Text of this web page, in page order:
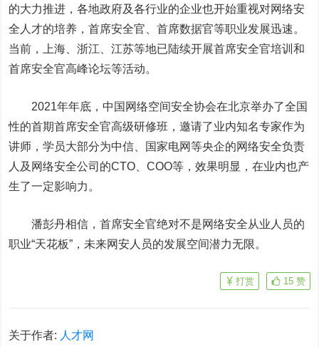
的大力推进，各地政府及各行业的企业也开始重视对网络安
全人才的培养，首席安全官、首席数据官等职业发展迅速。
当前，上海、浙江、江苏等地已陆续开展首席安全官培训和
首席安全官高峰论坛等活动。
2021年年底，中国网络空间安全协会在北京举办了全国
性的首期首席安全官高级研修班，邀请了业内知名专家作为
讲师，学员大部分为中信、国家电网等央企的网络安全负责
人及网络安全公司的CTO 、COO等，效果明显，在业内也产
生了一定影响力。
潘彭丹相信，首席安全官绝对不是网络安全从业人员的
职业“天花板”，未来网安人员的发展空间潜力无限。
15 赞
打赏
关于作者: 人才网